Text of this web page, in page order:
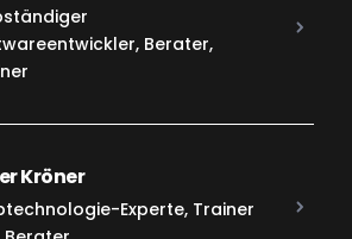
Berater,
Kröner
Experte, Trainer